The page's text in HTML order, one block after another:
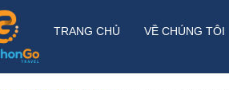
TRANG CHỦ VỀ CHÚNG TÔI